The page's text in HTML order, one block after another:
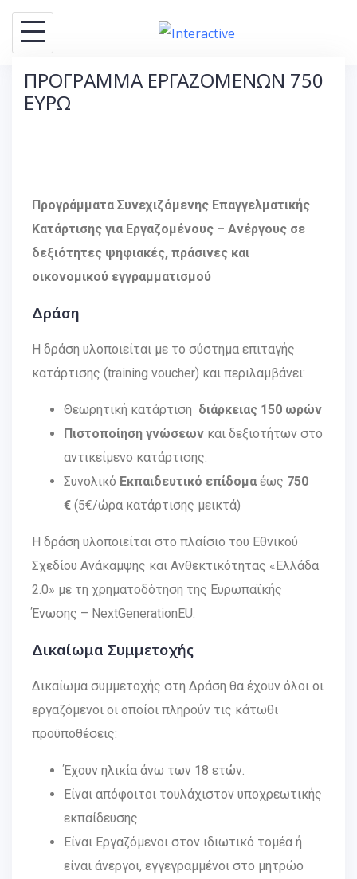
ΠΡΟΓΡΑΜΜΑ ΕΡΓΑΖΟΜΕΝΩΝ 750
ΕΥΡΩ
Προγράμματα Συνεχιζόμενης Επαγγελματικής
Κατάρτισης για Εργαζομένους – Ανέργους σε
δεξιότητες ψηφιακές, πράσινες και
οικονομικού εγγραμματισμού
Δράση
Η δράση υλοποιείται με το σύστημα επιταγής
κατάρτισης (training voucher) και περιλαμβάνει:
Θεωρητική κατάρτιση διάρκειας 150 ωρών
Πιστοποίηση γνώσεων και δεξιοτήτων στο
αντικείμενο κατάρτισης.
Συνολικό Εκπαιδευτικό επίδομα έως 750
€ (5€/ώρα κατάρτισης μεικτά)
Η δράση υλοποιείται στο πλαίσιο του Εθνικού
Σχεδίου Ανάκαμψης και Ανθεκτικότητας «Ελλάδα
2.0» με τη χρηματοδότηση της Ευρωπαϊκής
Ένωσης – NextGenerationEU.
Δικαίωμα Συμμετοχής
Δικαίωμα συμμετοχής στη Δράση θα έχουν όλοι οι
εργαζόμενοι οι οποίοι πληρούν τις κάτωθι
προϋποθέσεις:
Έχουν ηλικία άνω των 18 ετών.
Είναι απόφοιτοι τουλάχιστον υποχρεωτικής
εκπαίδευσης.
Είναι Εργαζόμενοι στον ιδιωτικό τομέα ή
είναι άνεργοι, εγγεγραμμένοι στο μητρώο